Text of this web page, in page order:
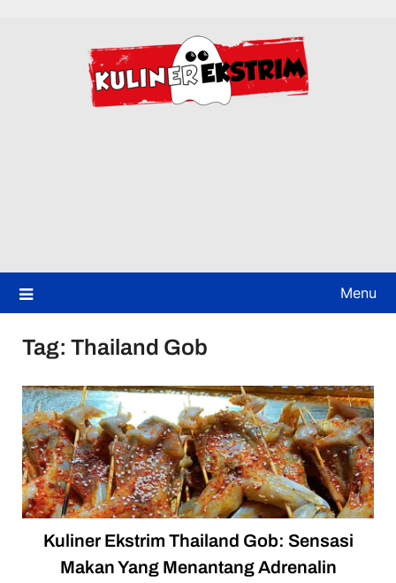
Menu
Tag: Thailand Gob
Kuliner Ekstrim Thailand Gob: Sensasi
Makan Yang Menantang Adrenalin